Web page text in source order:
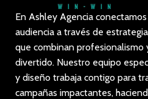
En Ashley Agencia
audiencia a través de
que combinan profesionalismo
divertido. Nuestro equipo
y diseño trabaja contigo para
campañas impactantes,